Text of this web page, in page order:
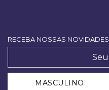
RECEBA NOSSAS NOVIDADES
MASCULINO